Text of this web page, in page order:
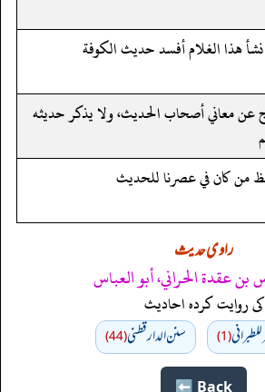
هذا الغلام أفسد حديث الكوفة
معاني أصحاب الحديث، ولا يذكر حديثه
من كان في عصرنا للحديث
راوی حدیث
بن عقدة الحراني، أبو العباس
کی روایت کردہ احادیث
(1) سنن الدارقطني(44)
Back ⬅️